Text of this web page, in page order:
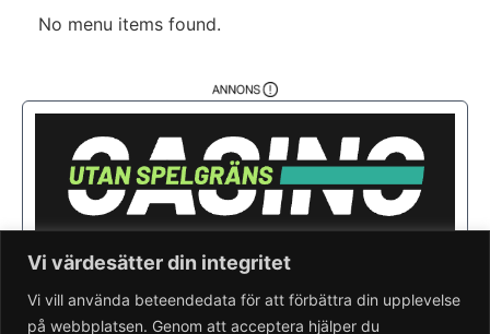
Vi värdesätter din integritet
Vi vill använda beteendedata för att förbättra din upplevelse
på webbplatsen. Genom att acceptera hjälper du
No menu items found.